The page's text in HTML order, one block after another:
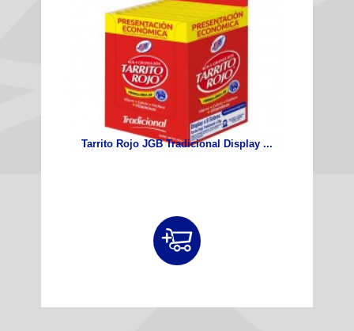
Tarrito Rojo JGB Tradicional Display ...